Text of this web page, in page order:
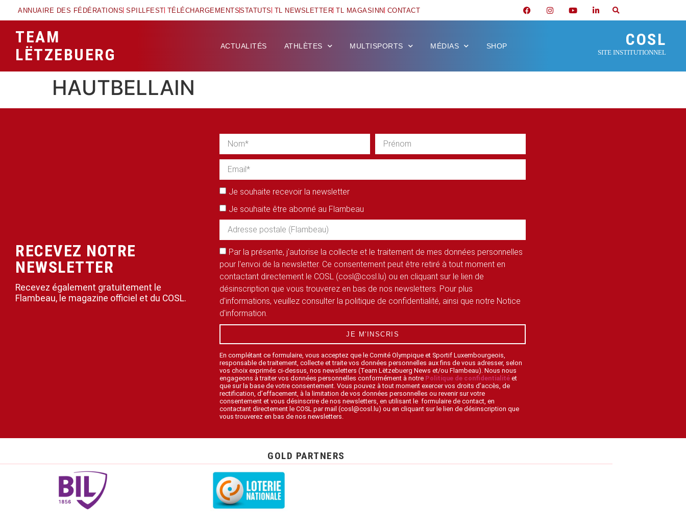
ANNUAIRE DES FÉDÉRATIONS SPILLFEST TÉLÉCHARGEMENTSSTATUTS TL NEWSLETTER TL MAGASINN CONTACT
TEAM
LËTZEBUERG
ACTUALITÉS ATHLÈTES MULTISPORTS MÉDIAS SHOP COSL
SITE INSTITUTIONNEL
HAUTBELLAIN
RECEVEZ NOTRE
NEWSLETTER
Recevez également gratuitement le
Flambeau, le magazine officiel et du COSL.
Je souhaite recevoir la newsletter
Je souhaite être abonné au Flambeau
Par la présente, j'autorise la collecte et le traitement de mes données personnelles
pour l'envoi de la newsletter. Ce consentement peut être retiré à tout moment en
contactant directement le COSL (cosl@cosl.lu) ou en cliquant sur le lien de
désinscription que vous trouverez en bas de nos newsletters. Pour plus
d'informations, veuillez consulter la politique de confidentialité, ainsi que notre Notice
d'information.
JE M'INSCRIS
En complétant ce formulaire, vous acceptez que le Comité Olympique et Sportif Luxembourgeois,
responsable de traitement, collecte et traite vos données personnelles aux fins de vous adresser, selon
vos choix exprimés ci-dessus, nos newsletters (Team Lëtzebuerg News et/ou Flambeau). Nous nous
engageons à traiter vos données personnelles conformément à notre Politique de confidentialité et
que sur la base de votre consentement. Vous pouvez à tout moment exercer vos droits d’accès, de
rectification, d’effacement, à la limitation de vos données personnelles ou revenir sur votre
consentement et vous désinscrire de nos newsletters, en utilisant le formulaire de contact, en
contactant directement le COSL par mail (cosl@cosl.lu) ou en cliquant sur le lien de désinscription que
vous trouverez en bas de nos newsletters.
GOLD PARTNERS